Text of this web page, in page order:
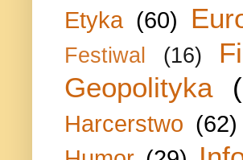
Etyka (60)
Festiwal (16)
Geopolityka
Harcerstwo (62)